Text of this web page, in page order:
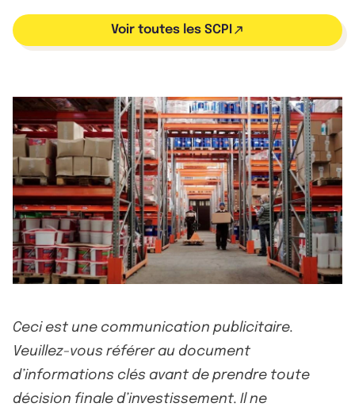
Voir toutes les SCPI
Ceci est une communication publicitaire.
Veuillez-vous référer au document
d’informations clés avant de prendre toute
décision finale d’investissement. Il ne